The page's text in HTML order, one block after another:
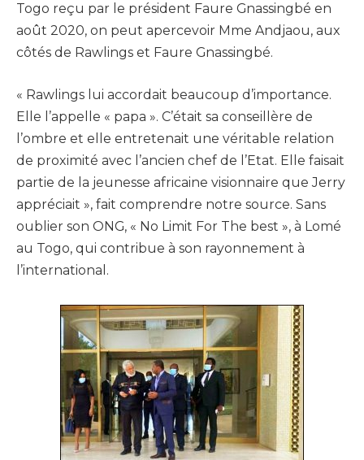
Togo reçu par le président Faure Gnassingbé en
août 2020, on peut apercevoir Mme Andjaou, aux
côtés de Rawlings et Faure Gnassingbé.
« Rawlings lui accordait beaucoup d’importance.
Elle l’appelle « papa ». C’était sa conseillère de
l’ombre et elle entretenait une véritable relation
de proximité avec l’ancien chef de l’Etat. Elle faisait
partie de la jeunesse africaine visionnaire que Jerry
appréciait », fait comprendre notre source. Sans
oublier son ONG, « No Limit For The best », à Lomé
au Togo, qui contribue à son rayonnement à
l’international.